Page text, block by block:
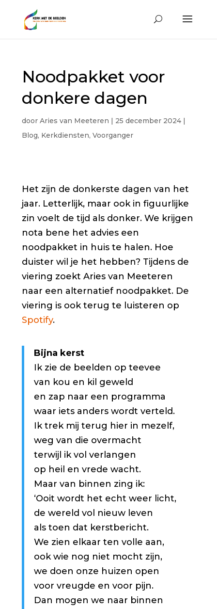
Noodpakket voor
donkere dagen
door Aries van Meeteren | 25 december 2024 |
Blog, Kerkdiensten, Voorganger
Het zijn de donkerste dagen van het
jaar. Letterlijk, maar ook in figuurlijke
zin voelt de tijd als donker. We krijgen
nota bene het advies een
noodpakket in huis te halen. Hoe
duister wil je het hebben? Tijdens de
viering zoekt Aries van Meeteren
naar een alternatief noodpakket. De
viering is ook terug te luisteren op
Spotify.
Bijna kerst
Ik zie de beelden op teevee
van kou en kil geweld
en zap naar een programma
waar iets anders wordt verteld.
Ik trek mij terug hier in mezelf,
weg van die overmacht
terwijl ik vol verlangen
op heil en vrede wacht.
Maar van binnen zing ik:
‘Ooit wordt het echt weer licht,
de wereld vol nieuw leven
als toen dat kerstbericht.
We zien elkaar ten volle aan,
ook wie nog niet mocht zijn,
we doen onze huizen open
voor vreugde en voor pijn.
Dan mogen we naar binnen